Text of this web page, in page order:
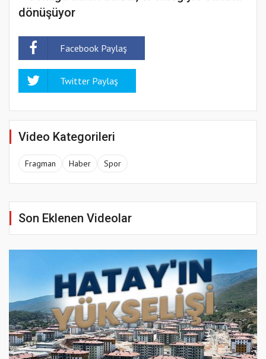
Facebook Paylaş
Twitter Paylaş
Video Kategorileri
Fragman Haber Spor
Son Eklenen Videolar